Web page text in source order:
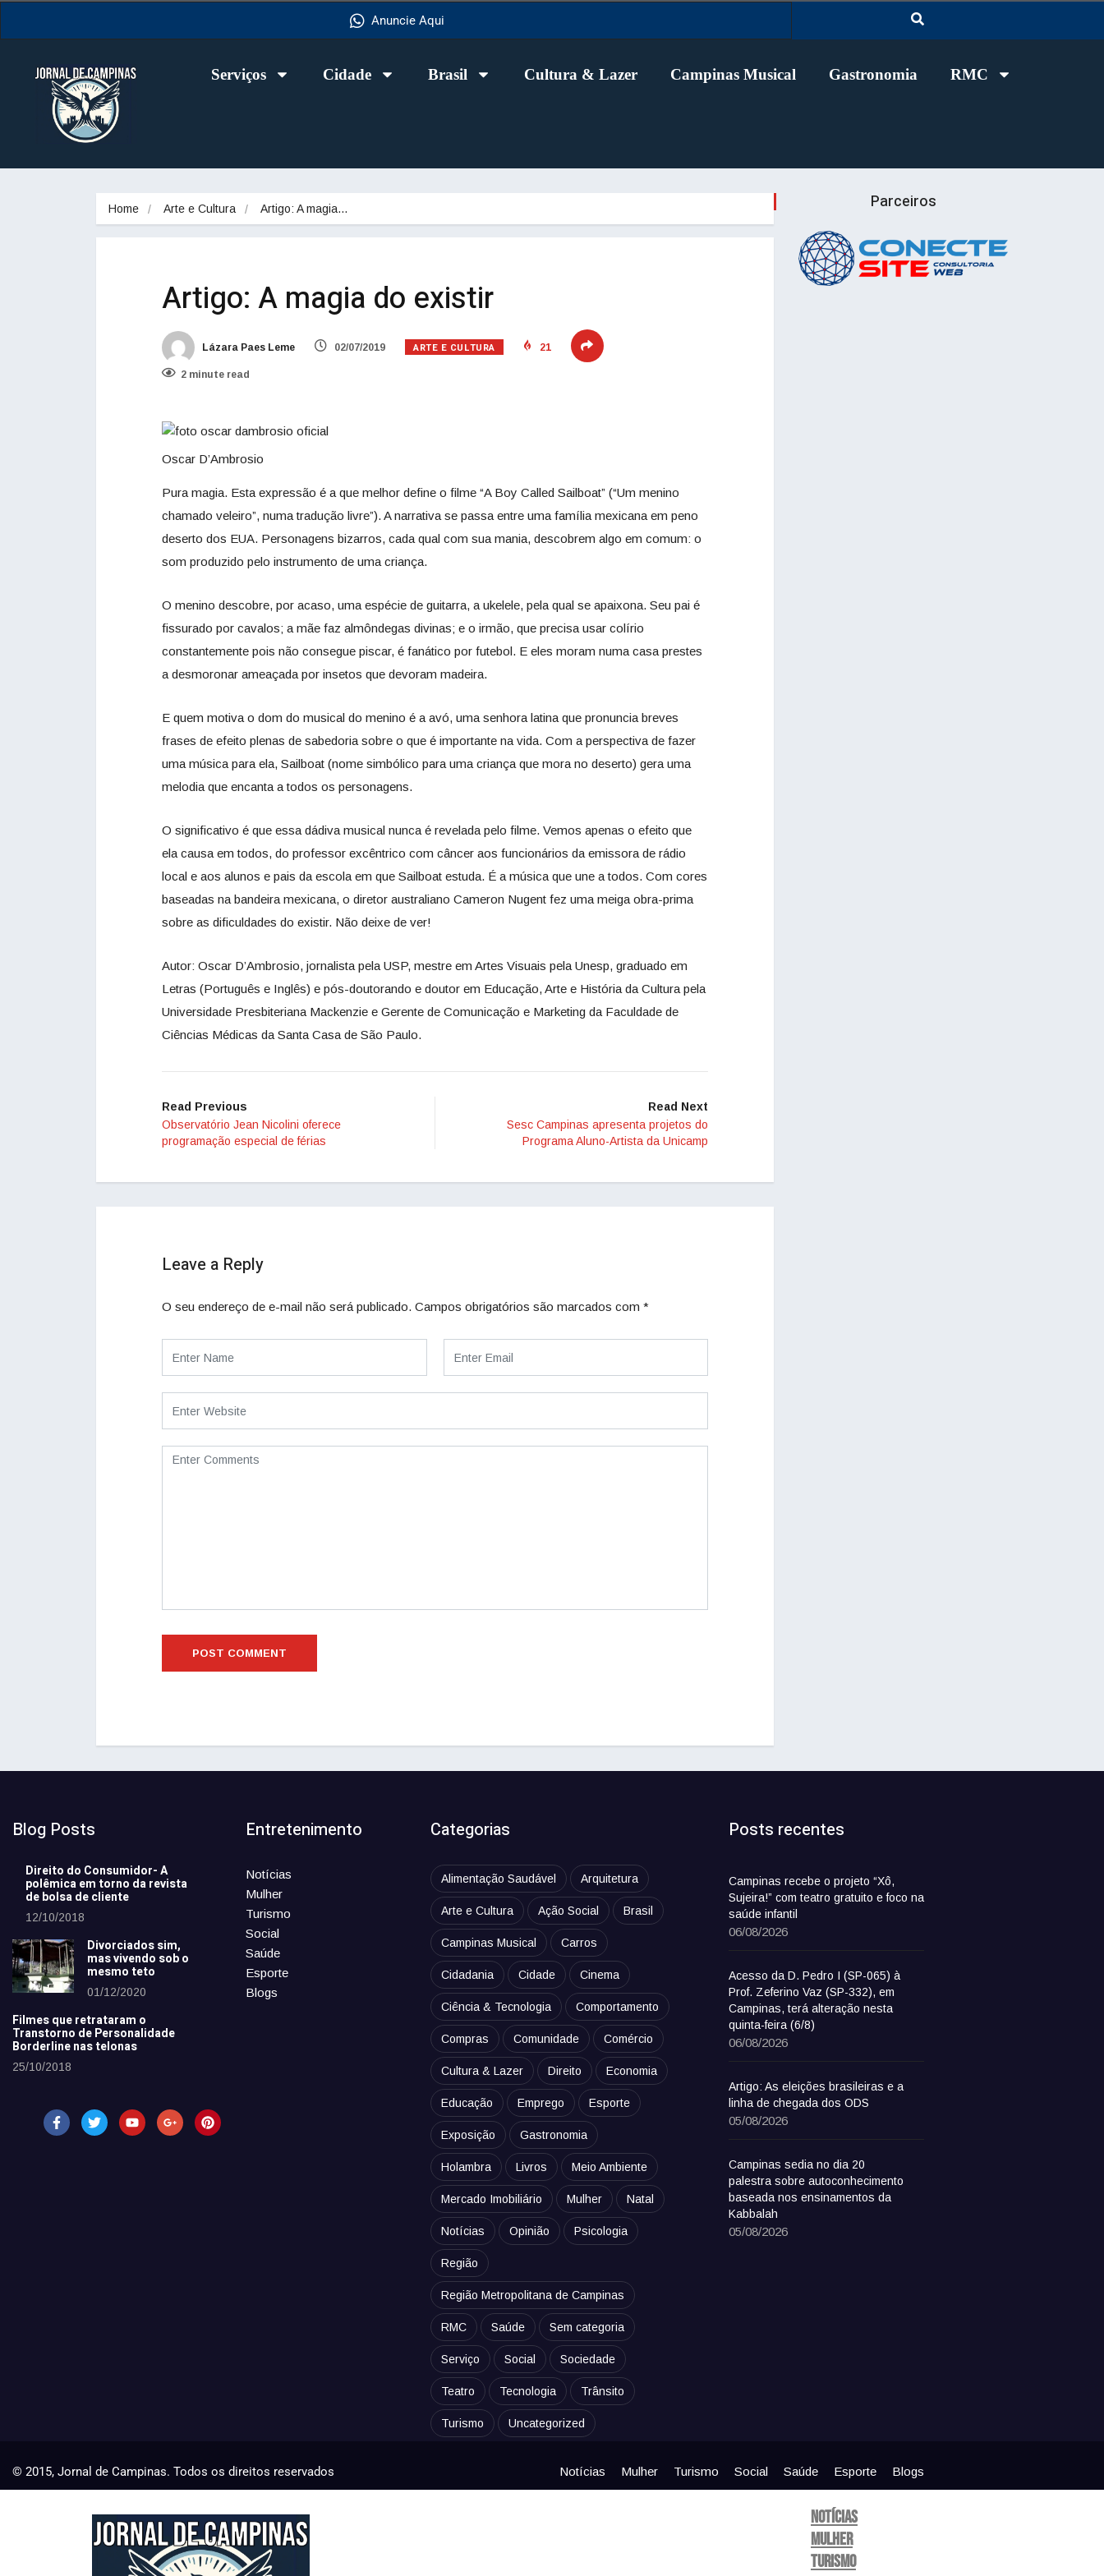
Anuncie Aqui
Serviços Cidade Brasil Cultura & Lazer Campinas Musical Gastronomia RMC
Home Arte e Cultura Artigo: A magia…
Artigo: A magia do existir
Lázara Paes Leme 02/07/2019 ARTE E CULTURA 21
2 minute read
Oscar D’Ambrosio
Pura magia. Esta expressão é a que melhor define o filme “A Boy Called Sailboat” (“Um menino
chamado veleiro”, numa tradução livre”). A narrativa se passa entre uma família mexicana em peno
deserto dos EUA. Personagens bizarros, cada qual com sua mania, descobrem algo em comum: o
som produzido pelo instrumento de uma criança.
O menino descobre, por acaso, uma espécie de guitarra, a ukelele, pela qual se apaixona. Seu pai é
fissurado por cavalos; a mãe faz almôndegas divinas; e o irmão, que precisa usar colírio
constantemente pois não consegue piscar, é fanático por futebol. E eles moram numa casa prestes
a desmoronar ameaçada por insetos que devoram madeira.
E quem motiva o dom do musical do menino é a avó, uma senhora latina que pronuncia breves
frases de efeito plenas de sabedoria sobre o que é importante na vida. Com a perspectiva de fazer
uma música para ela, Sailboat (nome simbólico para uma criança que mora no deserto) gera uma
melodia que encanta a todos os personagens.
O significativo é que essa dádiva musical nunca é revelada pelo filme. Vemos apenas o efeito que
ela causa em todos, do professor excêntrico com câncer aos funcionários da emissora de rádio
local e aos alunos e pais da escola em que Sailboat estuda. É a música que une a todos. Com cores
baseadas na bandeira mexicana, o diretor australiano Cameron Nugent fez uma meiga obra-prima
sobre as dificuldades do existir. Não deixe de ver!
Autor: Oscar D’Ambrosio, jornalista pela USP, mestre em Artes Visuais pela Unesp, graduado em
Letras (Português e Inglês) e pós-doutorando e doutor em Educação, Arte e História da Cultura pela
Universidade Presbiteriana Mackenzie e Gerente de Comunicação e Marketing da Faculdade de
Ciências Médicas da Santa Casa de São Paulo.
Read Previous
Observatório Jean Nicolini oferece
programação especial de férias
Read Next
Sesc Campinas apresenta projetos do
Programa Aluno-Artista da Unicamp
Leave a Reply
O seu endereço de e-mail não será publicado. Campos obrigatórios são marcados com *
Parceiros
Blog Posts
Direito do Consumidor- A
polêmica em torno da revista
de bolsa de cliente
12/10/2018
Divorciados sim,
mas vivendo sob o
mesmo teto
01/12/2020
Filmes que retrataram o
Transtorno de Personalidade
Borderline nas telonas
25/10/2018
Entretenimento
Notícias
Mulher
Turismo
Social
Saúde
Esporte
Blogs
Categorias
Alimentação Saudável Arquitetura
Arte e Cultura Ação Social Brasil
Campinas Musical Carros
Cidadania Cidade Cinema
Ciência & Tecnologia Comportamento
Compras Comunidade Comércio
Cultura & Lazer Direito Economia
Educação Emprego Esporte
Exposição Gastronomia
Holambra Livros Meio Ambiente
Mercado Imobiliário Mulher Natal
Notícias Opinião Psicologia
Região
Região Metropolitana de Campinas
RMC Saúde Sem categoria
Serviço Social Sociedade
Teatro Tecnologia Trânsito
Turismo Uncategorized
Posts recentes
Campinas recebe o projeto “Xô,
Sujeira!” com teatro gratuito e foco na
saúde infantil
06/08/2026
Acesso da D. Pedro I (SP-065) à
Prof. Zeferino Vaz (SP-332), em
Campinas, terá alteração nesta
quinta-feira (6/8)
06/08/2026
Artigo: As eleições brasileiras e a
linha de chegada dos ODS
05/08/2026
Campinas sedia no dia 20
palestra sobre autoconhecimento
baseada nos ensinamentos da
Kabbalah
05/08/2026
© 2015, Jornal de Campinas. Todos os direitos reservados Notícias Mulher Turismo Social Saúde Esporte Blogs
Notícias
Mulher
Turismo